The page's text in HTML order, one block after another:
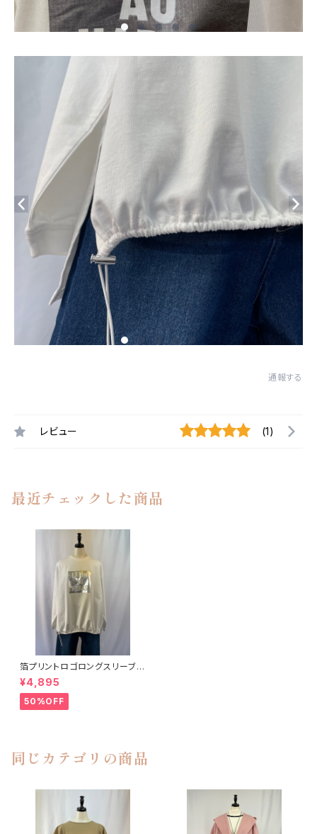
通報する
レビュー (1)
最近チェックした商品
箔プリントロゴロングスリーブプ
ルオーバー CLOCHE
¥4,895
50%OFF
同じカテゴリの商品